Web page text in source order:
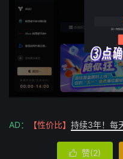
AD： 【性价比】 持续3年！每
 赞(2)